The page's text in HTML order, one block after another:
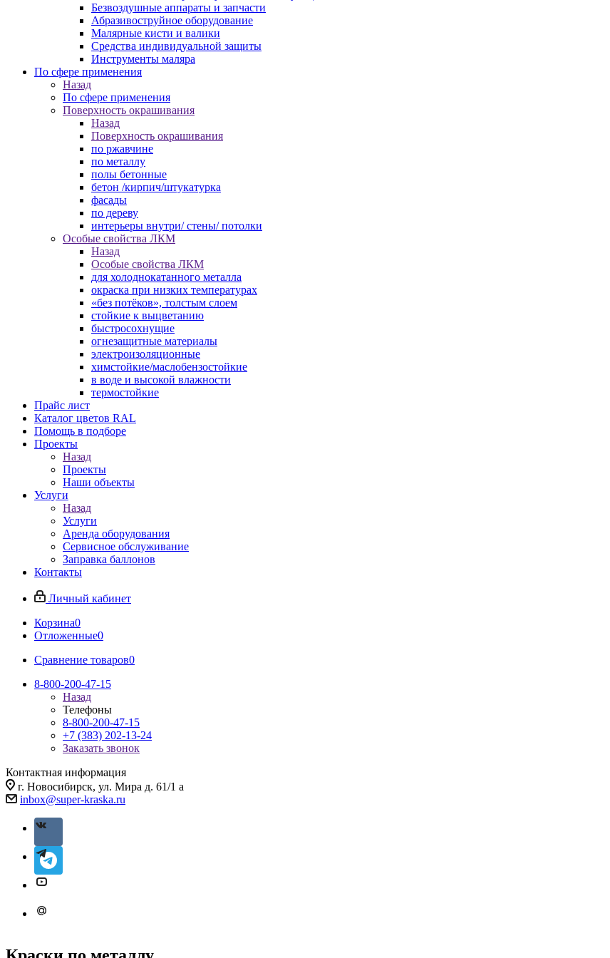
Безвоздушные аппараты и запчасти
Абразивоструйное оборудование
Малярные кисти и валики
Средства индивидуальной защиты
Инструменты маляра
По сфере применения
Назад
По сфере применения
Поверхность окрашивания
Назад
Поверхность окрашивания
по ржавчине
по металлу
полы бетонные
бетон /кирпич/штукатурка
фасады
по дереву
интерьеры внутри/ стены/ потолки
Особые свойства ЛКМ
Назад
Особые свойства ЛКМ
для холоднокатанного металла
окраска при низких температурах
«без потёков», толстым слоем
стойкие к выцветанию
быстросохнущие
огнезащитные материалы
электроизоляционные
химстойкие/маслобензостойкие
в воде и высокой влажности
термостойкие
Прайс лист
Каталог цветов RAL
Помощь в подборе
Проекты
Назад
Проекты
Наши объекты
Услуги
Назад
Услуги
Аренда оборудования
Сервисное обслуживание
Заправка баллонов
Контакты
Личный кабинет
Корзина0
Отложенные0
Сравнение товаров0
8-800-200-47-15
Назад
Телефоны
8-800-200-47-15
+7 (383) 202-13-24
Заказать звонок
Контактная информация
г. Новосибирск, ул. Мира д. 61/1 а
inbox@super-kraska.ru